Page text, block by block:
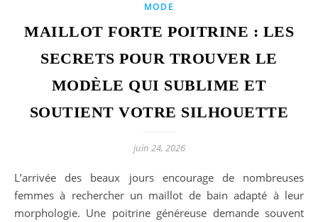
MODE
MAILLOT FORTE POITRINE : LES
SECRETS POUR TROUVER LE
MODÈLE QUI SUBLIME ET
SOUTIENT VOTRE SILHOUETTE
juin 24, 2026
L’arrivée des beaux jours encourage de nombreuses
femmes à rechercher un maillot de bain adapté à leur
morphologie. Une poitrine généreuse demande souvent